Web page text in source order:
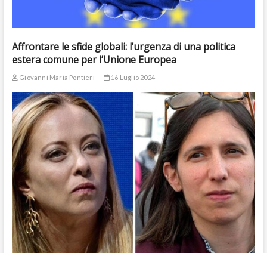
Affrontare le sfide globali: l’urgenza di una politica
estera comune per l’Unione Europea
Giovanni Maria Pontieri 16 Luglio 2024